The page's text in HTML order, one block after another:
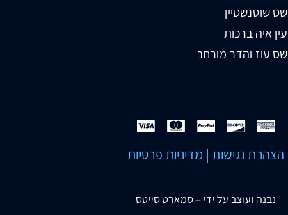
שס שוטנשטיין
עין איה ברכות
שס עוז והדר מורחב
הצהרת נגישות | מדיניות פרטיות
נבנה ועוצב על ידי –סמארט סייטס